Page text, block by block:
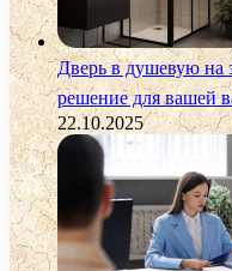
Дверь в душевую на
решение для вашей
22.10.2025